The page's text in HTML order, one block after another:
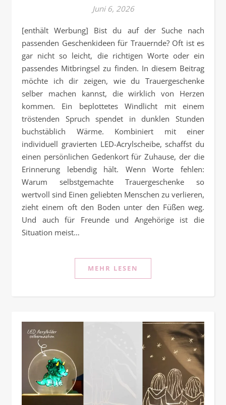
Juni 6, 2026
[enthält Werbung] Bist du auf der Suche nach
passenden Geschenkideen für Trauernde? Oft ist es
gar nicht so leicht, die richtigen Worte oder ein
passendes Mitbringsel zu finden. In diesem Beitrag
möchte ich dir zeigen, wie du Trauergeschenke
selber machen kannst, die wirklich von Herzen
kommen. Ein beplottetes Windlicht mit einem
tröstenden Spruch spendet in dunklen Stunden
buchstäblich Wärme. Kombiniert mit einer
individuell gravierten LED-Acrylscheibe, schaffst du
einen persönlichen Gedenkort für Zuhause, der die
Erinnerung lebendig hält. Wenn Worte fehlen:
Warum selbstgemachte Trauergeschenke so
wertvoll sind Einen geliebten Menschen zu verlieren,
zieht einem oft den Boden unter den Füßen weg.
Und auch für Freunde und Angehörige ist die
Situation meist…
MEHR LESEN